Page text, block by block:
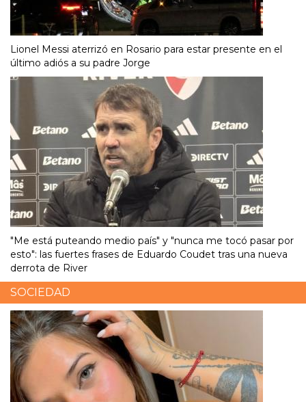
Lionel Messi aterrizó en Rosario para estar presente en el
último adiós a su padre Jorge
"Me está puteando medio país" y "nunca me tocó pasar por
esto": las fuertes frases de Eduardo Coudet tras una nueva
derrota de River
SOCIEDAD